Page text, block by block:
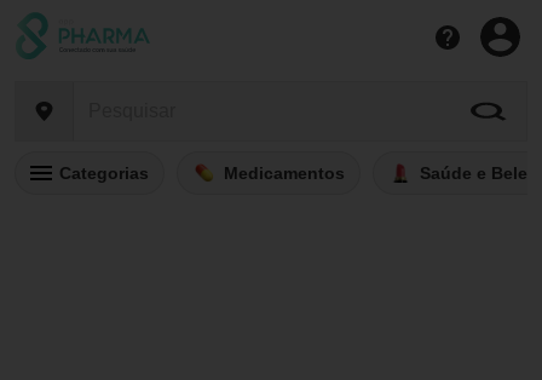
Categorias Medicamentos Saúde e